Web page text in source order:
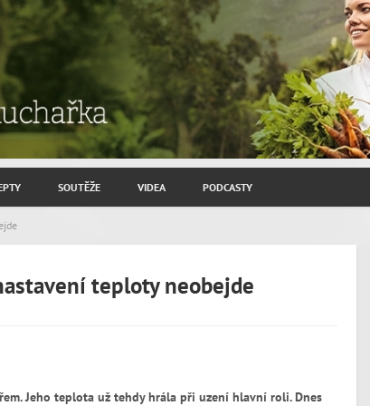
SOUTĚŽE VIDEA PODCASTY
ZAJÍMAVÍ HOSTÉ
teploty neobejde
Jeho teplota už tehdy hrála při uzení hlavní roli. Dnes